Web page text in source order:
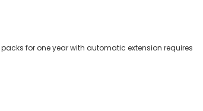
for one year with automatic extension requires